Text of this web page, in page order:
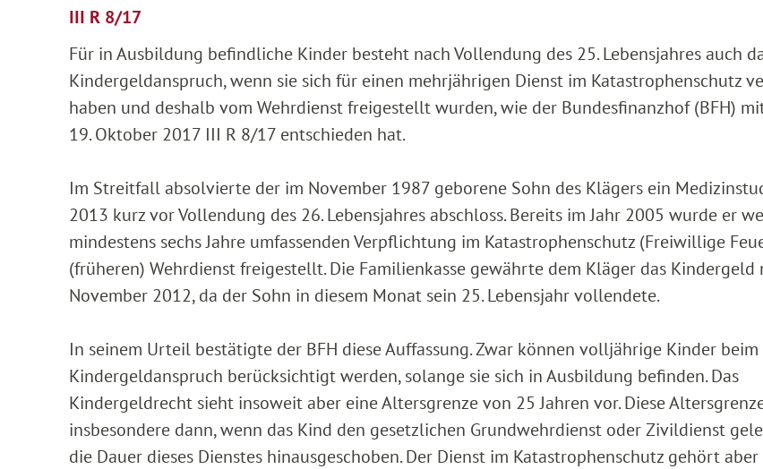
III R 8/17
Für in Ausbildung befindliche Kinder besteht nach Vollendung des 25. Lebensjahres auch
Kindergeldanspruch, wenn sie sich für einen mehrjährigen Dienst im Katastrophenschutz
haben und deshalb vom Wehrdienst freigestellt wurden, wie der Bundesfinanzhof (BFH)
19. Oktober 2017 III R 8/17 entschieden hat.
Im Streitfall absolvierte der im November 1987 geborene Sohn des Klägers ein
2013 kurz vor Vollendung des 26. Lebensjahres abschloss. Bereits im Jahr 2005 wurde er
mindestens sechs Jahre umfassenden Verpflichtung im Katastrophenschutz (Freiwillige
(früheren) Wehrdienst freigestellt. Die Familienkasse gewährte dem Kläger das Kindergeld
November 2012, da der Sohn in diesem Monat sein 25. Lebensjahr vollendete.
In seinem Urteil bestätigte der BFH diese Auffassung. Zwar können volljährige Kinder beim
Kindergeldanspruch berücksichtigt werden, solange sie sich in Ausbildung befinden. Das
Kindergeldrecht sieht insoweit aber eine Altersgrenze von 25 Jahren vor. Diese
insbesondere dann, wenn das Kind den gesetzlichen Grundwehrdienst oder Zivildienst
die Dauer dieses Dienstes hinausgeschoben. Der Dienst im Katastrophenschutz gehört